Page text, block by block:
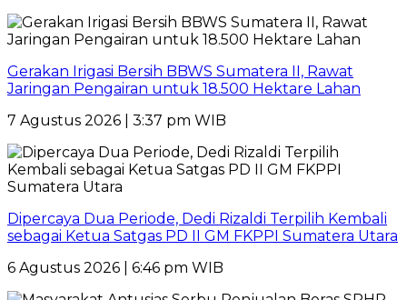
Gerakan Irigasi Bersih BBWS Sumatera II, Rawat
Jaringan Pengairan untuk 18.500 Hektare Lahan
7 Agustus 2026 | 3:37 pm WIB
Dipercaya Dua Periode, Dedi Rizaldi Terpilih Kembali
sebagai Ketua Satgas PD II GM FKPPI Sumatera Utara
6 Agustus 2026 | 6:46 pm WIB